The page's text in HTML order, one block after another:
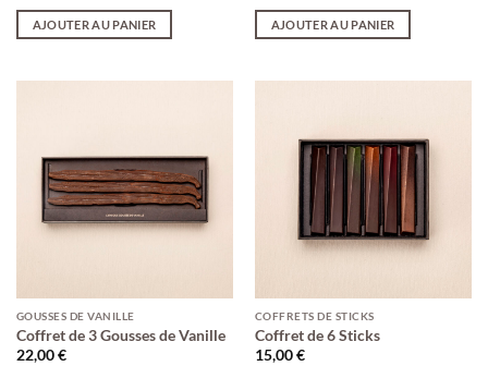
AJOUTER AU PANIER AJOUTER AU PANIER
GOUSSES DE VANILLE
Coffret de 3 Gousses de Vanille
22,00€
COFFRETS DE STICKS
Coffret de 6 Sticks
15,00€